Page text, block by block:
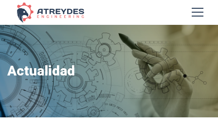
Actualidad